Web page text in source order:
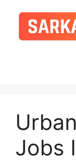
content
Jobs